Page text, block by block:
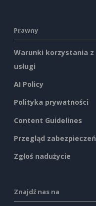
Prawny
Warunki korzystania z
usługi
AI Policy
Polityka prywatności
Content Guidelines
Przegląd zabezpieczeń
Zgłoś nadużycie
Znajdź nas na